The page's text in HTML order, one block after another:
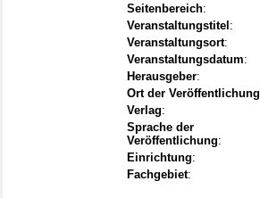
Seitenbereich:
Veranstaltungstitel :
Veranstaltungsort:
Veranstaltungsdatum:
Herausgeber:
Ort der Veröffentlichung
Verlag:
Sprache der
Veröffentlichung:
Einrichtung:
Fachgebiet: